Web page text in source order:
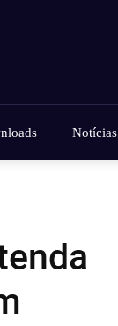
Notícias